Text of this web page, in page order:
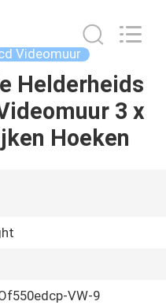
Videomuur
Helderheids
3 x
Hoeken
VW-9